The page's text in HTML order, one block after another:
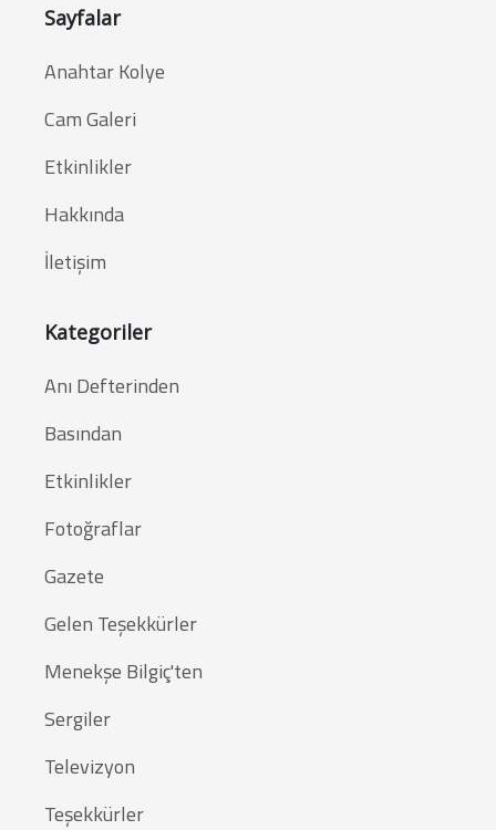
Sayfalar
Anahtar Kolye
Cam Galeri
Etkinlikler
Hakkında
İletişim
Kategoriler
Anı Defterinden
Basından
Etkinlikler
Fotoğraflar
Gazete
Gelen Teşekkürler
Menekşe Bilgiç'ten
Sergiler
Televizyon
Teşekkürler